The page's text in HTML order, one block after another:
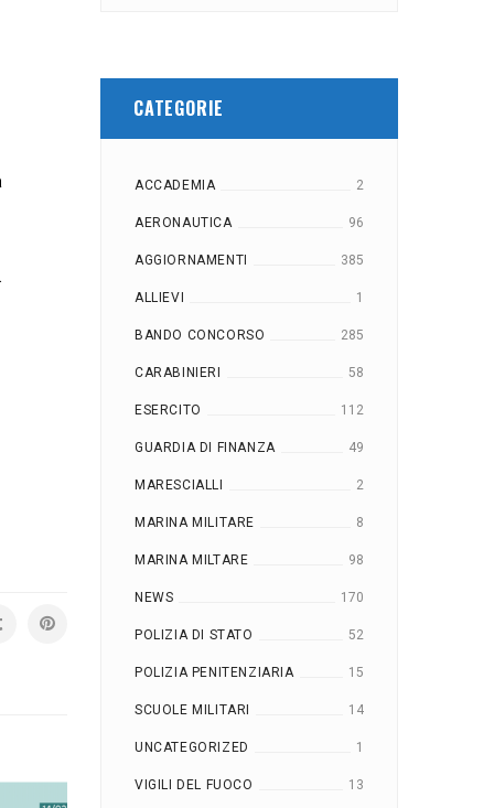
CATEGORIE
ACCADEMIA 2
AERONAUTICA 96
AGGIORNAMENTI 385
ALLIEVI 1
BANDO CONCORSO 285
CARABINIERI 58
ESERCITO 112
GUARDIA DI FINANZA 49
MARESCIALLI 2
MARINA MILITARE 8
MARINA MILTARE 98
NEWS 170
POLIZIA DI STATO 52
POLIZIA PENITENZIARIA 15
SCUOLE MILITARI 14
UNCATEGORIZED 1
VIGILI DEL FUOCO 13